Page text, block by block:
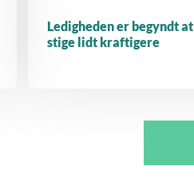
Ledigheden er begyndt at
stige lidt kraftigere